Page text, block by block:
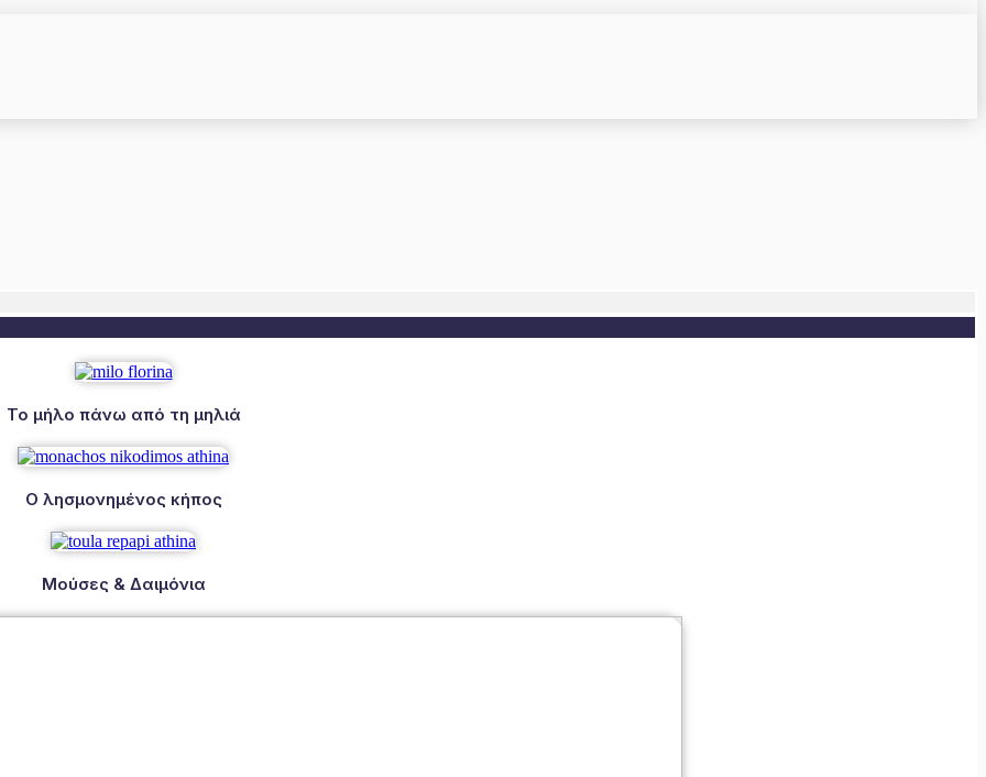
Το μήλο πάνω από τη μηλιά
Ο λησμονημένος κήπος
Μούσες & Δαιμόνια